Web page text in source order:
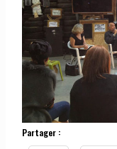
Partager :